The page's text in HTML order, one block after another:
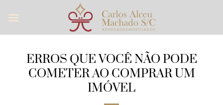
ERROS QUE VOCÊ NÃO PODE
COMETER AO COMPRAR UM
IMÓVEL